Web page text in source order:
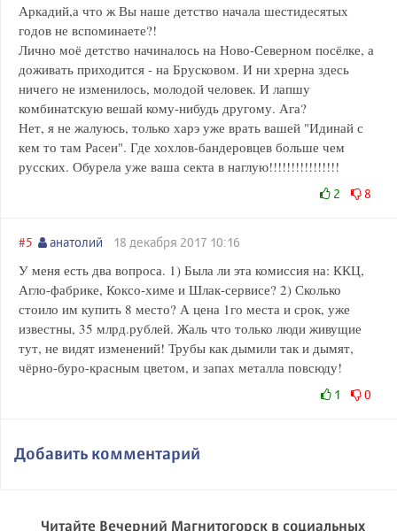
Аркадий,а что ж Вы наше детство начала шестидесятых
годов не вспоминаете?!
Лично моё детство начиналось на Ново-Северном посёлке, а
доживать приходится - на Брусковом. И ни хрерна здесь
ничего не изменилось, молодой человек. И лапшу
комбинатскую вешай кому-нибудь другому. Ага?
Нет, я не жалуюсь, только харэ уже врать вашей "Идинай с
кем то там Расеи". Где хохлов-бандеровцев больше чем
русских. Обурела уже ваша секта в наглую!!!!!!!!!!!!!!!!
2 8
#5 анатолий 18 декабря 2017 10:16
У меня есть два вопроса. 1) Была ли эта комиссия на: ККЦ,
Агло-фабрике, Коксо-химе и Шлак-сервисе? 2) Сколько
стоило им купить 8 место? А цена 1го места и срок, уже
известны, 35 млрд.рублей. Жаль что только люди живущие
тут, не видят изменений! Трубы как дымили так и дымят,
чёрно-буро-красным цветом, и запах металла повсюду!
1 0
Добавить комментарий
Читайте Вечерний Магнитогорск в социальных